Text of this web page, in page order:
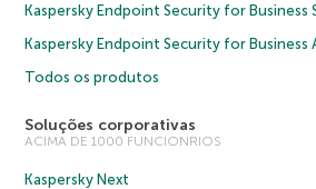
Kaspersky Endpoint Security for Business
Kaspersky Endpoint Security for Business
Todos os produtos
Soluções corporativas
ACIMA DE 1000 FUNCIONRIOS
Kaspersky Next